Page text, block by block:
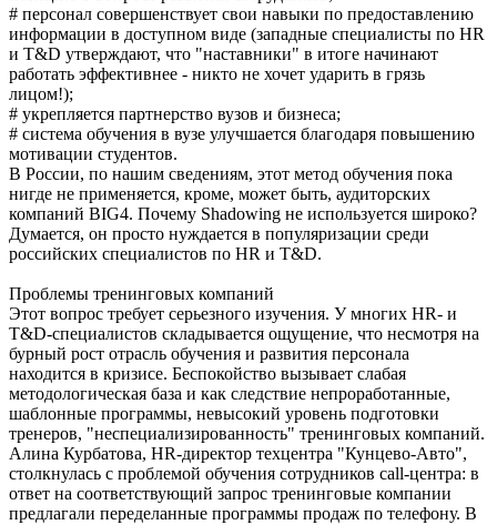
# персонал совершенствует свои навыки по предоставлению
информации в доступном виде (западные специалисты по HR
и T&D утверждают, что "наставники" в итоге начинают
работать эффективнее - никто не хочет ударить в грязь
лицом!);
# укрепляется партнерство вузов и бизнеса;
# система обучения в вузе улучшается благодаря повышению
мотивации студентов.
В России, по нашим сведениям, этот метод обучения пока
нигде не применяется, кроме, может быть, аудиторских
компаний BIG4. Почему Shadowing не используется широко?
Думается, он просто нуждается в популяризации среди
российских специалистов по HR и T&D.
Проблемы тренинговых компаний
Этот вопрос требует серьезного изучения. У многих HR- и
T&D-специалистов складывается ощущение, что несмотря на
бурный рост отрасль обучения и развития персонала
находится в кризисе. Беспокойство вызывает слабая
методологическая база и как следствие непроработанные,
шаблонные программы, невысокий уровень подготовки
тренеров, "неспециализированность" тренинговых компаний.
Алина Курбатова, HR-директор техцентра "Кунцево-Авто",
столкнулась с проблемой обучения сотрудников call-центра: в
ответ на соответствующий запрос тренинговые компании
предлагали переделанные программы продаж по телефону. В